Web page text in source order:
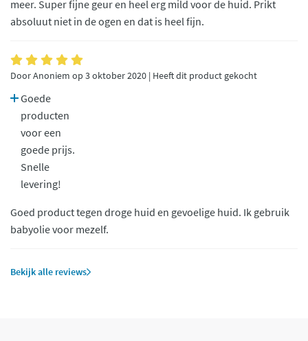
meer. Super fijne geur en heel erg mild voor de huid. Prikt
absoluut niet in de ogen en dat is heel fijn.
Door Anoniem op 3 oktober 2020 | Heeft dit product gekocht
Goede
producten
voor een
goede prijs.
Snelle
levering!
Goed product tegen droge huid en gevoelige huid. Ik gebruik
babyolie voor mezelf.
Bekijk alle reviews